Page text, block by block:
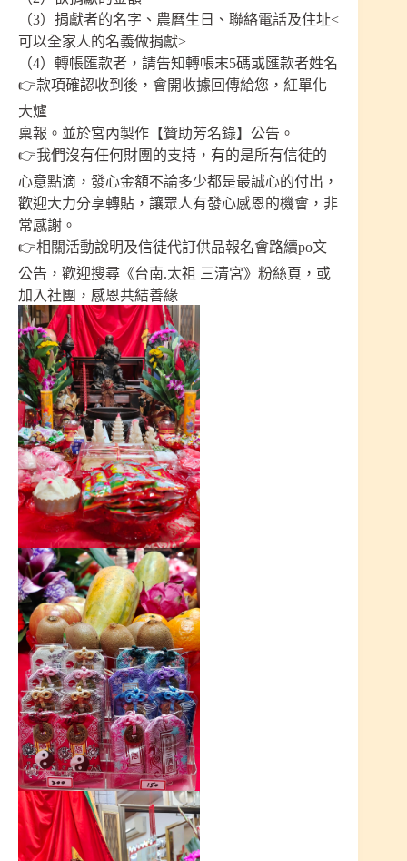
（3）捐獻者的名字、農曆生日、聯絡電話及住址<
可以全家人的名義做捐獻>
（4）轉帳匯款者，請告知轉帳末5碼或匯款者姓名
👉款項確認收到後，會開收據回傳給您，紅單化
大爐
稟報。並於宮內製作【贊助芳名錄】公告。
👉我們沒有任何財團的支持，有的是所有信徒的
心意點滴，發心金額不論多少都是最誠心的付出，
歡迎大力分享轉貼，讓眾人有發心感恩的機會，非
常感謝。
👉相關活動說明及信徒代訂供品報名會路續po文
公告，歡迎搜尋《台南.太祖 三清宮》粉絲頁，或
加入社團，感恩共結善緣